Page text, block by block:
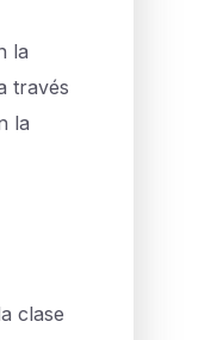
la
través
la
clase